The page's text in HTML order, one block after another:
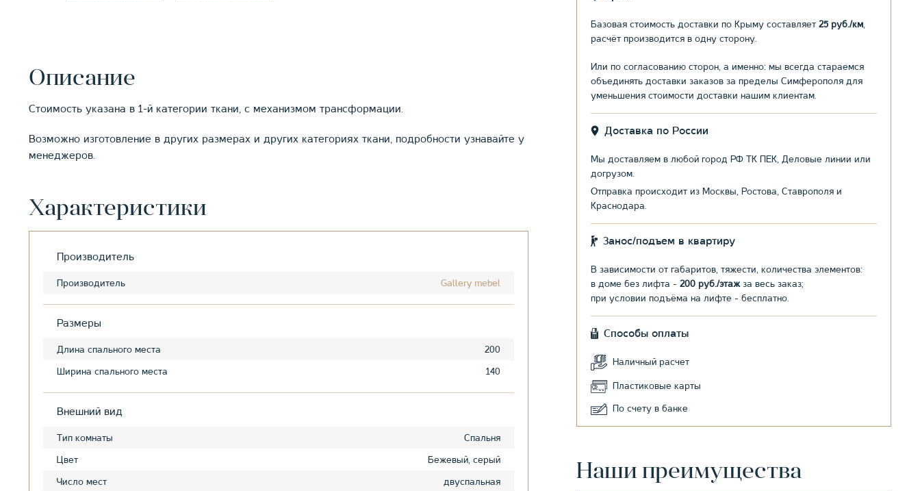
Базовая стоимость доставки по Крыму составляет 25 руб./км
расчёт производится в одну сторону.
Или по согласованию сторон, а именно: мы всегда стараемся
объединять доставки заказов за пределы Симферополя для
уменьшения стоимости доставки нашим клиентам.
Доставка по России
Мы доставляем в любой город РФ ТК ПЕК, Деловые линии или
догрузом.
Отправка происходит из Москвы, Ростова, Ставрополя и
Краснодара.
Занос/подъем в квартиру
В зависимости от габаритов, тяжести, количества элементов:
в доме без лифта - 200 руб./этажза весь заказ;
при условии подъёма на лифте - бесплатно.
Способы оплаты
Наличный расчет
Пластиковые карты
По счету в банке
Наши преимущества
Описание
Стоимость указана в 1-й категории ткани, с механизмом трансформации.
Возможно изготовление в других размерах и других категориях ткани, подробности узнавайте у
менеджеров.
Характеристики
Производитель
Производитель Gallery mebel
Размеры
Длина спального места
200
Ширина спального места
140
Внешний вид
Тип комнаты
Спальня
Цвет
Бежевый, серый
Число мест
двуспальная